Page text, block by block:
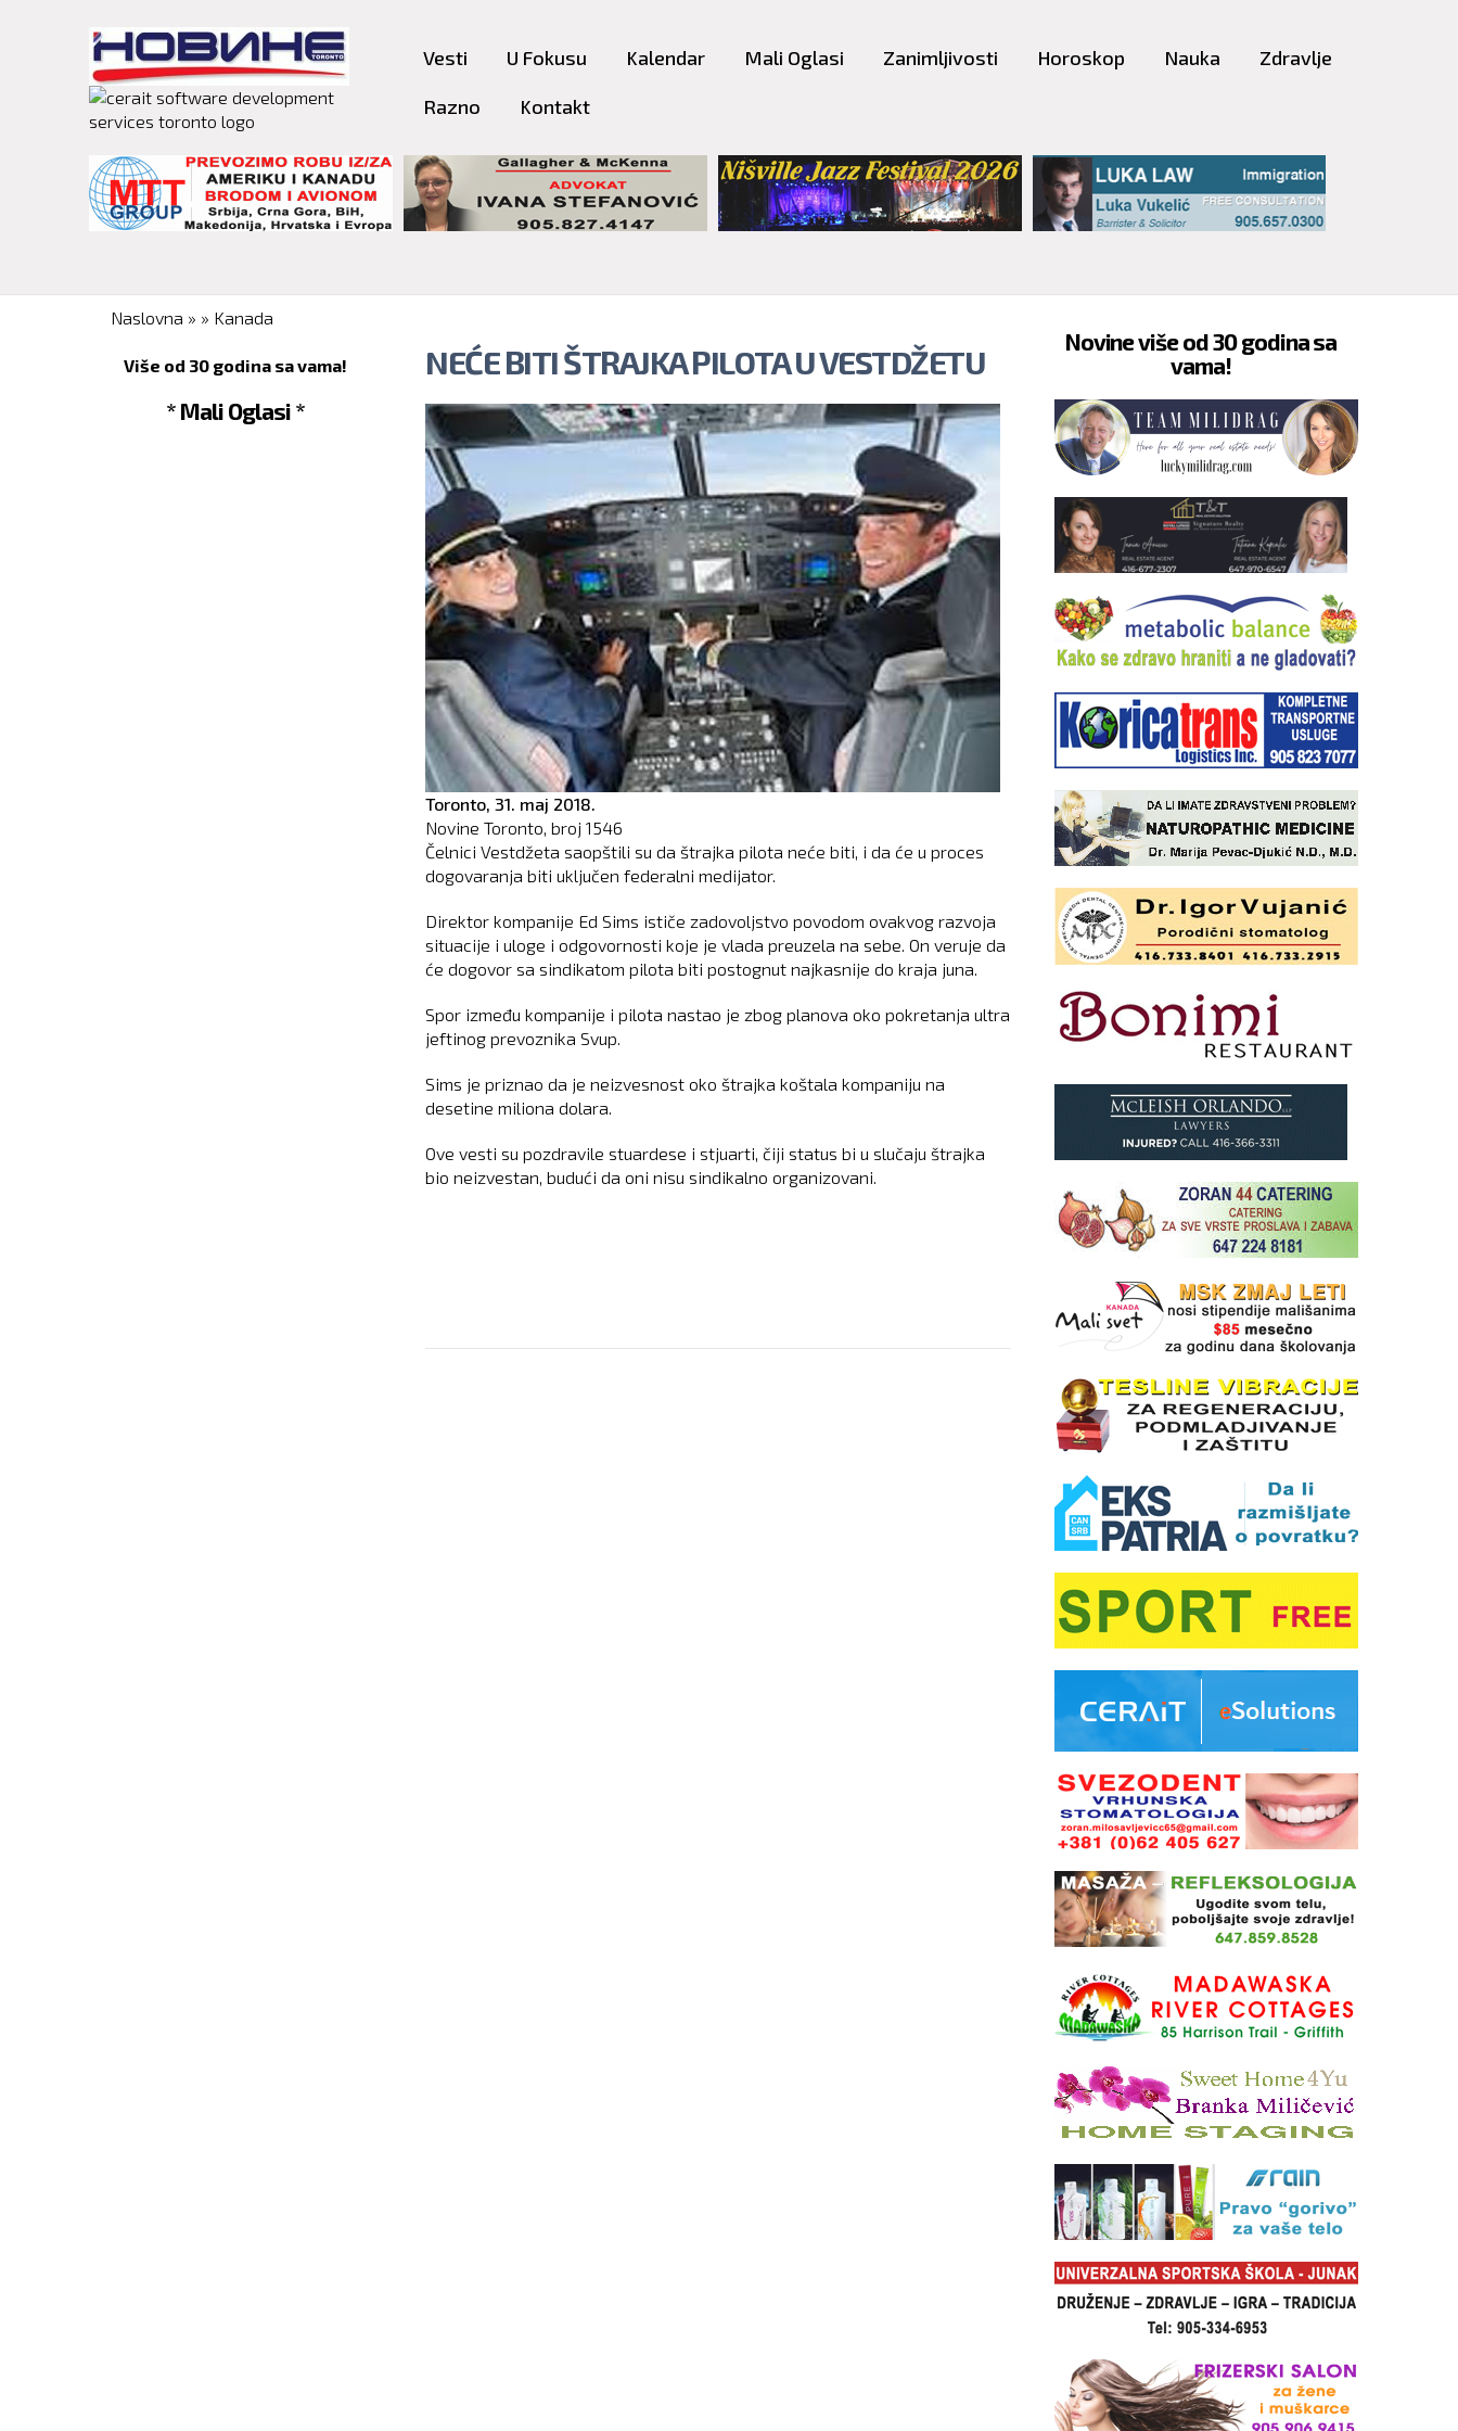
content
Vesti U Fokusu Kalendar Mali Oglasi Zanimljivosti Horoskop Nauka Zdravlje
Razno Kontakt
You are here
Naslovna » » Kanada
Više od 30 godina sa vama!
* Mali Oglasi *
NEĆE BITI ŠTRAJKA PILOTA U VESTDŽETU
Toronto, 31. maj 2018.
Novine Toronto, broj 1546
Čelnici Vestdžeta saopštili su da štrajka pilota neće biti, i da će u proces
dogovaranja biti uključen federalni medijator.
Direktor kompanije Ed Sims ističe zadovoljstvo povodom ovakvog razvoja
situacije i uloge i odgovornosti koje je vlada preuzela na sebe. On veruje da
će dogovor sa sindikatom pilota biti postognut najkasnije do kraja juna.
Spor između kompanije i pilota nastao je zbog planova oko pokretanja ultra
jeftinog prevoznika Svup.
Sims je priznao da je neizvesnost oko štrajka koštala kompaniju na
desetine miliona dolara.
Ove vesti su pozdravile stuardese i stjuarti, čiji status bi u slučaju štrajka
bio neizvestan, budući da oni nisu sindikalno organizovani.
Novine više od 30 godina sa
vama!